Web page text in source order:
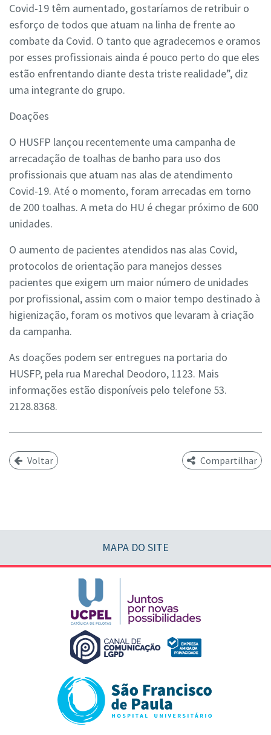
Covid-19 têm aumentado, gostaríamos de retribuir o
esforço de todos que atuam na linha de frente ao
combate da Covid. O tanto que agradecemos e oramos
por esses profissionais ainda é pouco perto do que eles
estão enfrentando diante desta triste realidade”, diz
uma integrante do grupo.
Doações
O HUSFP lançou recentemente uma campanha de
arrecadação de toalhas de banho para uso dos
profissionais que atuam nas alas de atendimento
Covid-19. Até o momento, foram arrecadas em torno
de 200 toalhas. A meta do HU é chegar próximo de 600
unidades.
O aumento de pacientes atendidos nas alas Covid,
protocolos de orientação para manejos desses
pacientes que exigem um maior número de unidades
por profissional, assim com o maior tempo destinado à
higienização, foram os motivos que levaram à criação
da campanha.
As doações podem ser entregues na portaria do
HUSFP, pela rua Marechal Deodoro, 1123. Mais
informações estão disponíveis pelo telefone 53.
2128.8368.
Voltar Compartilhar
MAPA DO SITE